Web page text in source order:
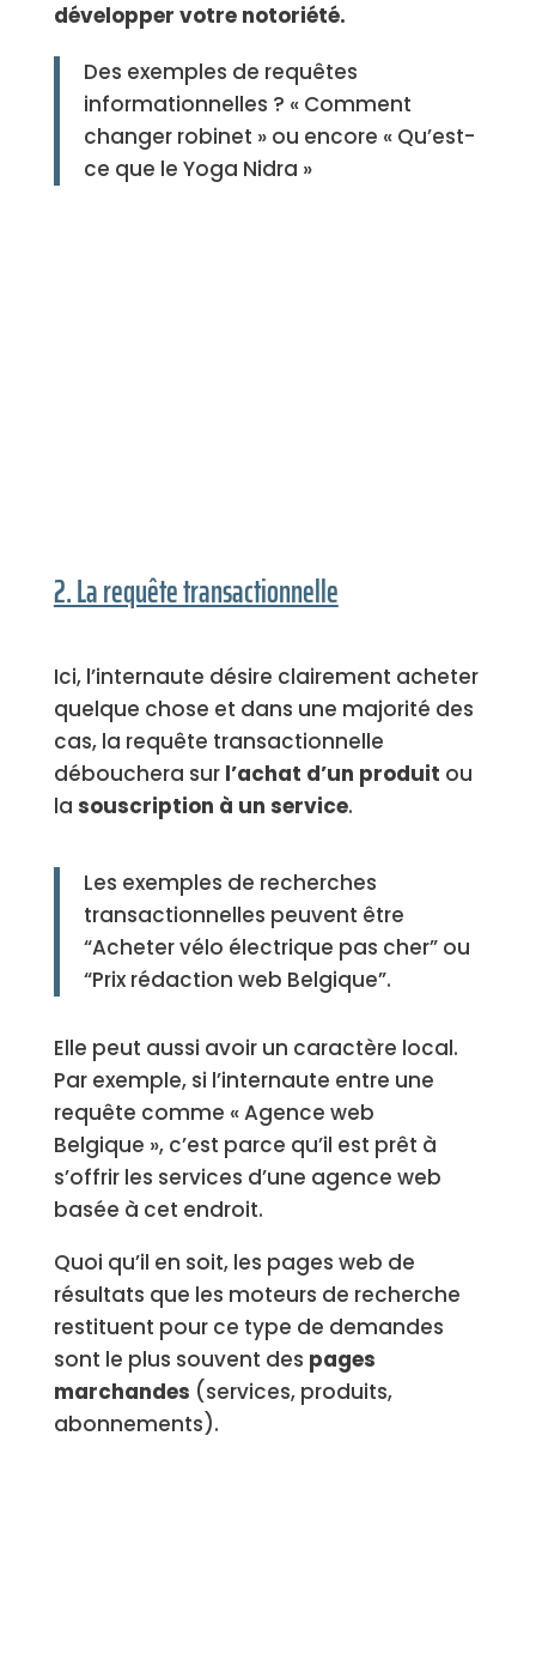
développer votre notoriété.
Des exemples de requêtes
informationnelles ? « Comment
changer robinet » ou encore « Qu’est-
ce que le Yoga Nidra »
2. La requête transactionnelle
Ici, l’internaute désire clairement acheter
quelque chose et dans une majorité des
cas, la requête transactionnelle
débouchera sur l’achat d’un produit ou
la souscription à un service.
Les exemples de recherches
transactionnelles peuvent être
“Acheter vélo électrique pas cher” ou
“Prix rédaction web Belgique”.
Elle peut aussi avoir un caractère local.
Par exemple, si l’internaute entre une
requête comme « Agence web
Belgique », c’est parce qu’il est prêt à
s’offrir les services d’une agence web
basée à cet endroit.
Quoi qu’il en soit, les pages web de
résultats que les moteurs de recherche
restituent pour ce type de demandes
sont le plus souvent des pages
marchandes (services, produits,
abonnements).